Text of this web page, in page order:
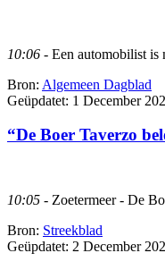
10:06 - Een automobilist is
Bron: Algemeen Dagblad
Geüpdatet: 1 December
“De Boer Taverzo
10:05 - Zoetermeer - De
Bron: Streekblad
Geüpdatet: 2 December